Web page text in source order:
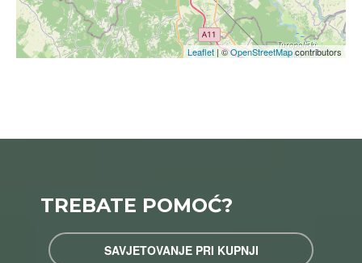
Leaflet | ©OpenStreetMapcontributors
TREBATE POMOĆ?
SAVJETOVANJE PRI KUPNJI